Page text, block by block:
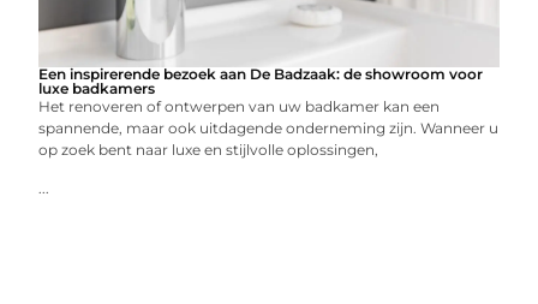
Een inspirerende bezoek aan De Badzaak: de showroom voor
luxe badkamers
Het renoveren of ontwerpen van uw badkamer kan een
spannende, maar ook uitdagende onderneming zijn. Wanneer u
op zoek bent naar luxe en stijlvolle oplossingen,
...